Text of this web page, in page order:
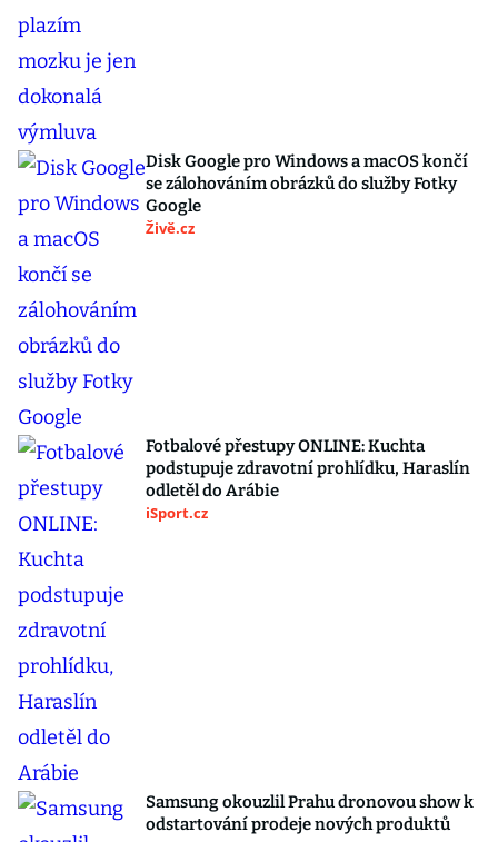
Disk Google pro Windows a macOS končí
se zálohováním obrázků do služby Fotky
Google
Živě.cz
Fotbalové přestupy ONLINE: Kuchta
podstupuje zdravotní prohlídku, Haraslín
odletěl do Arábie
iSport.cz
Samsung okouzlil Prahu dronovou show k
odstartování prodeje nových produktů